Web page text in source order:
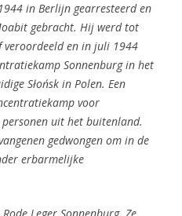
in Berlijn gearresteerd en
gebracht. Hij werd tot
en in juli 1944
Sonnenburg in het
Słońsk in Polen. Een
voor
uit het buitenland.
gedwongen om in de
erbarmelijke